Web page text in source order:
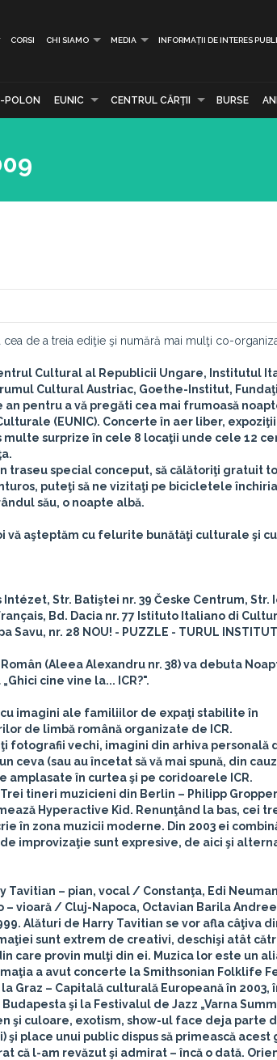
CORSI CHI SIAMO MEDIA INFORMAȚII DE INTERES
POLON EUNIC CENTRUL CĂRŢII BURSE
de a treia ediţie şi numără mai mulţi co-
Cultural al Republicii Ungare, Institutul
Cultural Austriac, Goethe-Institut,
pentru a vă pregăti cea mai frumoasă
(EUNIC). Concerte în aer liber,
surprize în cele 8 locaţii unde cele 12
traseu special conceput, să călătoriţi gratuit
puteţi să ne vizitaţi pe bicicletele
său, o noapte albă.
vă aşteptăm cu felurite bunătăţi culturale şi
Intézet, Str. Batiştei nr. 39 Česke Centrum, Str.
, Bd. Dacia nr. 77 Istituto Italiano di
Savu, nr. 28 NOU! - PUZZLE - TURUL
(Aleea Alexandru nr. 38) va debuta
cine vine la... ICR?".
imagini ale familiilor de expaţi stabilite în
de limbă română organizate de ICR.
fotografii vechi, imagini din arhiva personală
ceva (sau au încetat să vă mai spună, din
în curtea şi pe coridoarele ICR.
Trei tineri muzicieni din Berlin – Philipp Gropper
Hyperactive Kid. Renunţând la bas, cei
în zona muzicii moderne. Din 2003 ei
improvizaţie sunt expresive, de aici şi
Tavitian – pian, vocal / Constanţa, Edi
vioară / Cluj-Napoca, Octavian Barila
Alături de Harry Tavitian se vor afla câţiva
sunt extrem de creativi, deschişi atât
care provin mulţi din ei. Muzica lor este un
a avut concerte la Smithsonian Folklife
Graz – Capitală culturală Europeană în 2003,
şi la Festivalul de Jazz „Varna
şi culoare, exotism, show-ul face deja parte
place unui public dispus să primească acest
că l-am revăzut şi admirat – încă o dată.